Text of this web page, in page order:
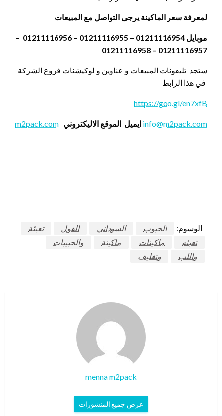
لمعرفة سعر الماكينة يرجى التواصل مع المبيعات
موبايل 01211116954 – 01211116955 – 01211116956 –
01211116957 – 01211116958
ستجد تليفونات المبيعات و عناوين و لوكيشنات فروع الشركة
في هذا الرابط
https://goo.gl/en7xfB
info@m2pack.com ايميل الموقع الاليكتروني m2pack.com
الوسوم: الحبوب السوداني الفول
تعبئة
تعبئه
ماكينات ماكينة
والحبيبات
واللب
وتغليف
menna m2pack
عرض جميع المنشورات